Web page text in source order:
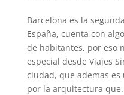
Barcelona es la
España, cuenta con
de habitantes, por eso
especial desde Viajes
ciudad, que ademas
por la arquitectura